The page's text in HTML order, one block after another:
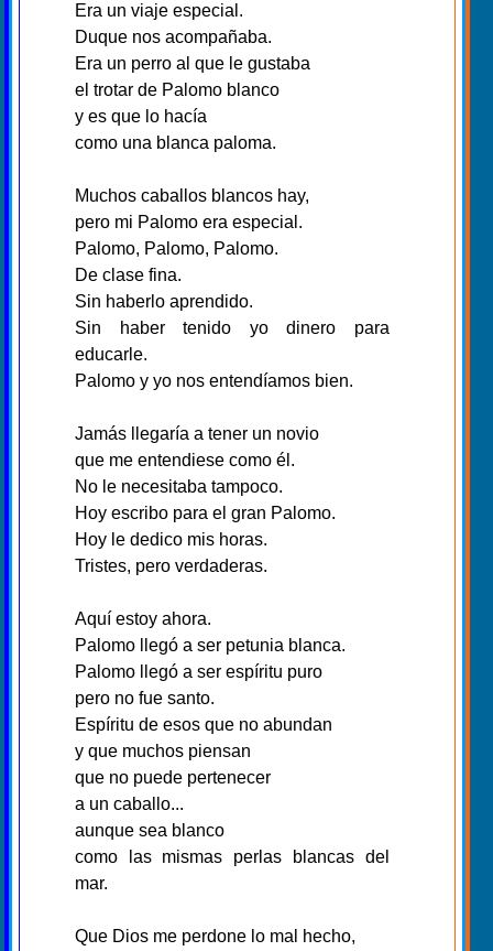
Era un viaje especial.
Duque nos acompañaba.
Era un perro al que le gustaba
el trotar de Palomo blanco
y es que lo hacía
como una blanca paloma.
Muchos caballos blancos hay,
pero mi Palomo era especial.
Palomo, Palomo, Palomo.
De clase fina.
Sin haberlo aprendido.
Sin haber tenido yo dinero para
educarle.
Palomo y yo nos entendíamos bien.
Jamás llegaría a tener un novio
que me entendiese como él.
No le necesitaba tampoco.
Hoy escribo para el gran Palomo.
Hoy le dedico mis horas.
Tristes, pero verdaderas.
Aquí estoy ahora.
Palomo llegó a ser petunia blanca.
Palomo llegó a ser espíritu puro
pero no fue santo.
Espíritu de esos que no abundan
y que muchos piensan
que no puede pertenecer
a un caballo...
aunque sea blanco
como las mismas perlas blancas del
mar.
Que Dios me perdone lo mal hecho,